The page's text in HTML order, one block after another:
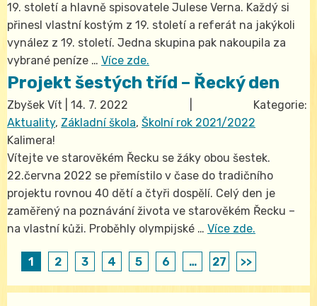
19. století a hlavně spisovatele Julese Verna. Každý si
přinesl vlastní kostým z 19. století a referát na jakýkoli
vynález z 19. století. Jedna skupina pak nakoupila za
vybrané peníze … Více zde.
Projekt šestých tříd – Řecký den
Zbyšek Vít 14. 7. 2022 | Kategorie:
Aktuality, Základní škola, Školní rok 2021/2022
Kalimera!
Vítejte ve starověkém Řecku se žáky obou šestek.
22.června 2022 se přemístilo v čase do tradičního
projektu rovnou 40 dětí a čtyři dospělí. Celý den je
zaměřený na poznávání života ve starověkém Řecku –
na vlastní kůži. Proběhly olympijské … Více zde.
1 2 3 4 5 6 … 27 >>